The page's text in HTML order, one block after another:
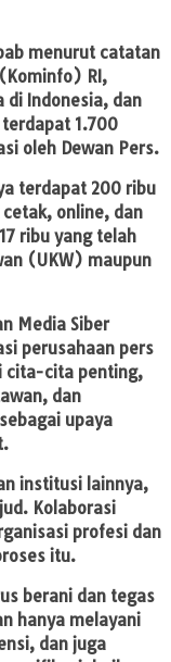
menurut catatan
RI,
di Indonesia, dan
1.700
oleh Dewan Pers.
terdapat 200 ribu
online, dan
ribu yang telah
(UKW) maupun
Media Siber
perusahaan pers
cita-cita penting,
dan
upaya
institusi lainnya,
Kolaborasi
profesi dan
itu.
berani dan tegas
hanya melayani
dan juga